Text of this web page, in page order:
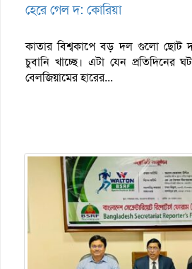
হেরে গেল দ: কোরিয়া
কাতার বিশ্বকাপে বড় দল গুলো ছোট
চুবানি খাচ্ছে। এটা যেন প্রতিদিনের
বেলজিয়ামের হারের...